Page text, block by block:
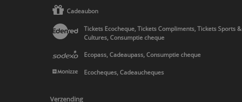
Cadeaubon
Tickets Ecocheque, Tickets Compliments, Tickets Sports &
Cultures, Consumptie cheque
Ecopass, Cadeaupass, Consumptie cheque
Ecocheques, Cadeaucheques
Verzending